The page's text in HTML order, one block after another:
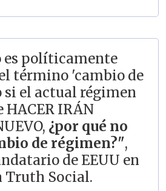
es políticamente
término 'cambio de
si el actual régimen
IRÁN
¿por qué no
de régimen?",
de EEUU en
Truth Social.